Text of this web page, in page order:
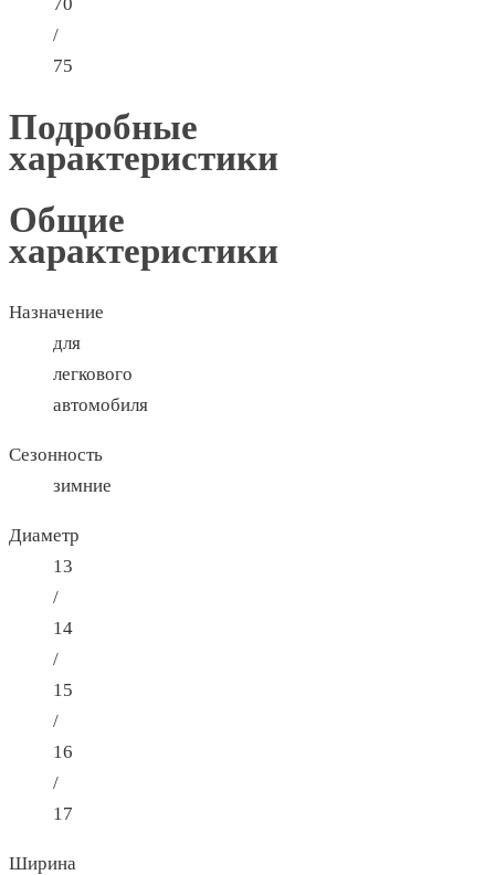
/
75
Подробные
характеристики
Общие
характеристики
Назначение
для
легкового
автомобиля
Сезонность
зимние
Диаметр
13
/
14
/
15
/
16
/
17
Ширина